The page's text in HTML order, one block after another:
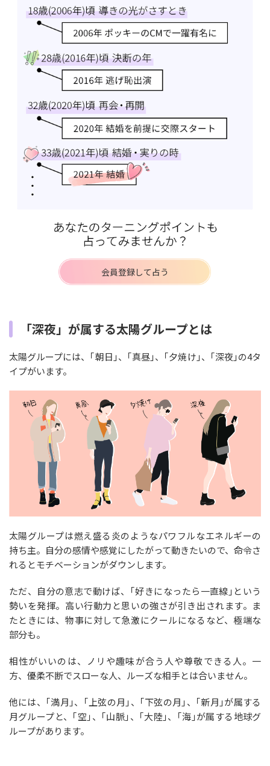
会員登録して占う
「深夜」が属する太陽グループとは
太陽グループには、｢朝日｣、｢真昼｣、｢夕焼け｣、｢深夜｣の4タ
イプがいます。
太陽グループは燃え盛る炎のようなパワフルなエネルギーの
持ち主。自分の感情や感覚にしたがって動きたいので、命令さ
れるとモチベーションがダウンします。
ただ、自分の意志で動けば、｢好きになったら一直線｣という
勢いを発揮。高い行動力と思いの強さが引き出されます。ま
たときには、物事に対して急激にクールになるなど、極端な
部分も。
相性がいいのは、ノリや趣味が合う人や尊敬できる人。一
方、優柔不断でスローな人、ルーズな相手とは合いません。
他には、｢満月｣、｢上弦の月｣、｢下弦の月｣、｢新月｣が属する
月グループと、｢空｣、｢山脈｣、｢大陸｣、｢海｣が属する地球グ
ループがあります。